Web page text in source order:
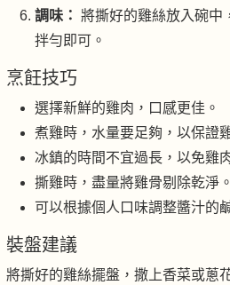
調味： 將撕好的雞絲放入碗中
拌勻即可。
烹飪技巧
選擇新鮮的雞肉，口感更佳。
煮雞時，水量要足夠，以保證
冰鎮的時間不宜過長，以免雞
撕雞時，盡量將雞骨剔除乾淨。
可以根據個人口味調整醬汁的
裝盤建議
將撕好的雞絲擺盤，撒上香菜或蔥